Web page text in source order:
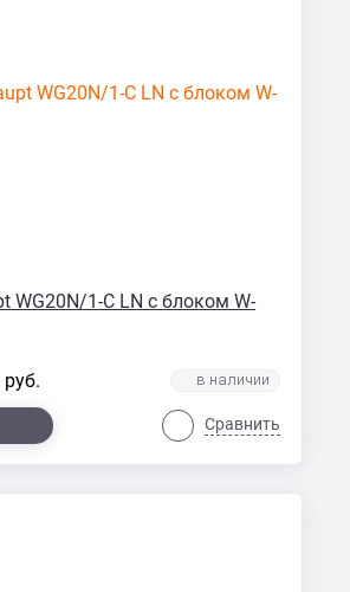
WG20N/1-C LN с блоком W-
руб.
Сравнить